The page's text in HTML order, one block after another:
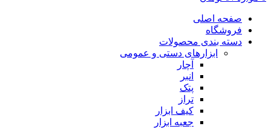
صفحه اصلی
فروشگاه
دسته بندی محصولات
ابزارهای دستی و عمومی
آچار
انبر
پتک
تراز
کیف ابزار
جعبه ابزار